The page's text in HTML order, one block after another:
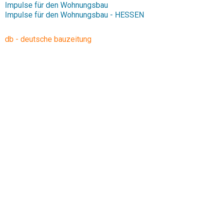
Impulse für den Wohnungsbau
Impulse für den Wohnungsbau - HESSEN
db - deutsche bauzeitung